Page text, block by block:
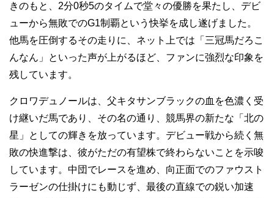
きのもと、2分0秒5のタイムで堂々の優勝を果たし、デビ
ューから無敗でのG1制覇という快挙を成し遂げました。
他馬を圧倒するその走りに、ネット上では「三冠馬だろこ
んなん」といった声が上がるほど、ファンに強烈な印象を
残しています。
クロワデュノールは、父キタサンブラックの血を色濃く受
け継いだ馬であり、その名の通り、競馬界の新たな「北の
星」としての輝きを放っています。デビュー戦から続く無
敗の快進撃は、彼がただの有望株で終わらないことを示唆
しています。中団でレースを進め、向正面でのファウスト
ラーゼンの仕掛けにも動じず、最後の直線での鋭い加速